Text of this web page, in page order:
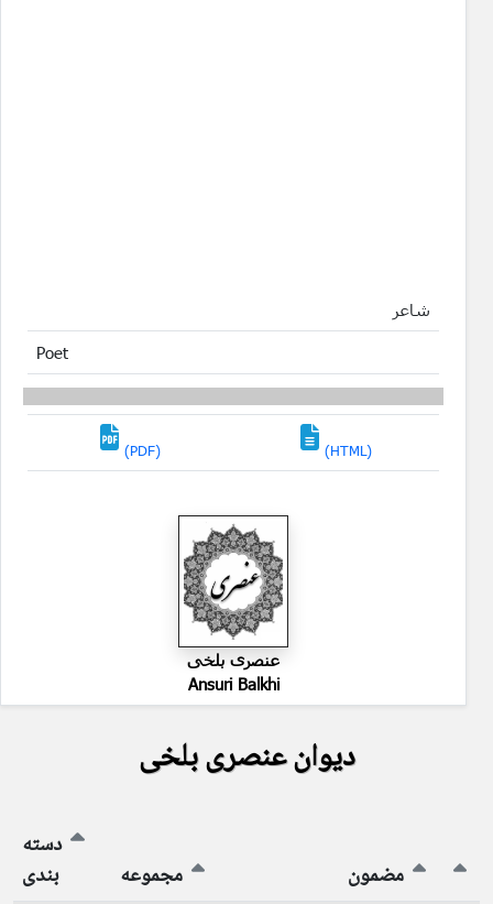
شاعر
Poet
(PDF) (HTML)
عنصری بلخی
Ansuri Balkhi
دیوان عنصری بلخی
مضمون مجموعه
دسته
بندی